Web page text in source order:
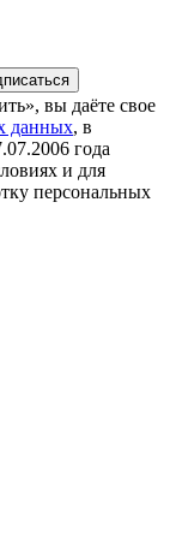
вы даёте свое
данных, в
года
и для
персональных